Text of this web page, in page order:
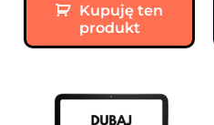
Kupuję ten
produkt